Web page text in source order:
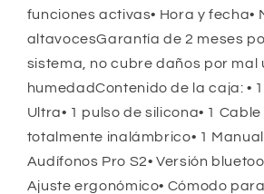
funciones activas• Hora y fecha•
altavocesGarantía de 2 meses
sistema, no cubre daños por mal
humedadContenido de la caja: •
Ultra• 1 pulso de silicona• 1
totalmente inalámbrico• 1
Audífonos Pro S2• Versión
Ajuste ergonómico• Cómodo